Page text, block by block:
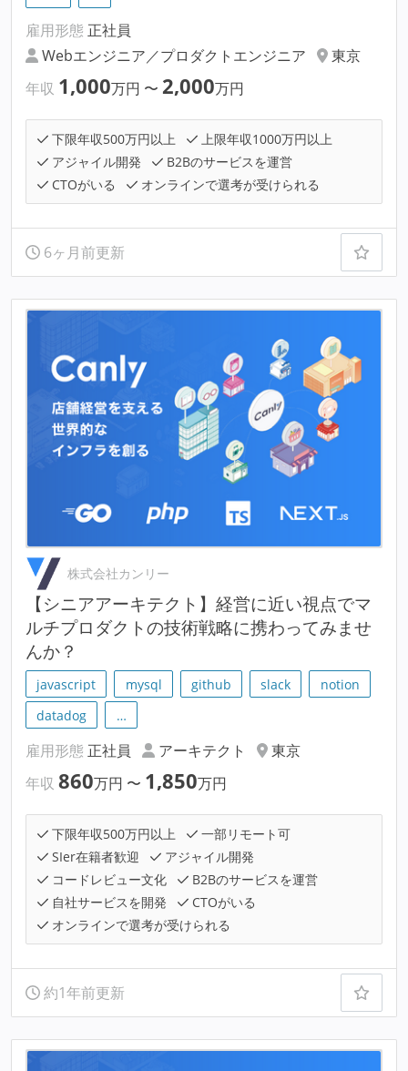
雇用形態 正社員
Webエンジニア／プロダクトエンジニア
東京
年収 1,000万円 〜 2,000万円
下限年収500万円以上
上限年収1000万円以上
アジャイル開発
B2Bのサービスを運営
CTOがいる
オンラインで選考が受けられる
6ヶ月前更新
株式会社カンリー
【シニアアーキテクト】経営に近い視点でマ
ルチプロダクトの技術戦略に携わってみませ
んか？
javascript mysql github slack
notion
datadog
…
雇用形態 正社員 アーキテクト
東京
年収 860万円 〜 1,850万円
下限年収500万円以上
一部リモート可
SIer在籍者歓迎
アジャイル開発
コードレビュー文化
B2Bのサービスを運営
自社サービスを開発
CTOがいる
オンラインで選考が受けられる
約1年前更新